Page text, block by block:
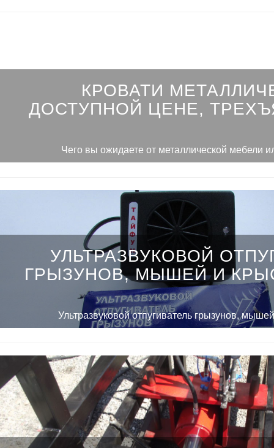
КРОВАТИ
ДОСТУПНОЙ ЦЕНЕ,
Чего вы ожидаете от металлической мебели
УЛЬТРАЗВУКОВОЙ
ГРЫЗУНОВ, МЫШЕЙ И
Ультразвуковой отпугиватель грызунов,